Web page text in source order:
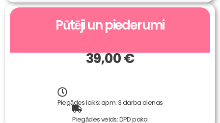
Pūtēji un piederumi
39,00 €
Piegādes laiks: apm. 3 darba dienas
Piegādes veids: DPD paka